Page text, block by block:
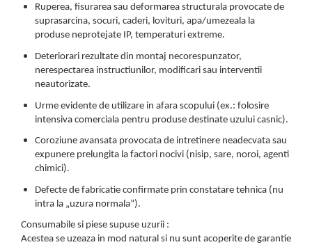
Ruperea, fisurarea sau deformarea structurala provocate de
suprasarcina, socuri, caderi, lovituri, apa/umezeala la
produse neprotejate IP, temperaturi extreme.
Deteriorari rezultate din montaj necorespunzator,
nerespectarea instructiunilor, modificari sau interventii
neautorizate.
Urme evidente de utilizare in afara scopului (ex.: folosire
intensiva comerciala pentru produse destinate uzului casnic).
Coroziune avansata provocata de intretinere neadecvata sau
expunere prelungita la factori nocivi (nisip, sare, noroi, agenti
chimici).
Defecte de fabricatie confirmate prin constatare tehnica (nu
intra la „uzura normala”).
Consumabile si piese supuse uzurii :
Acestea se uzeaza in mod natural si nu sunt acoperite de garantie